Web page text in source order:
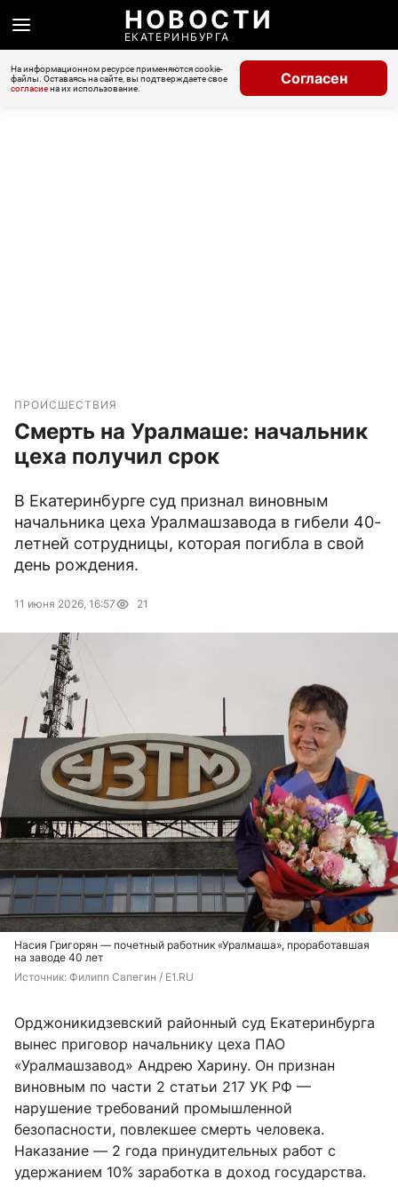
НОВОСТИ
ЕКАТЕРИНБУРГА
На информационном ресурсе применяются cookie-
файлы. Оставаясь на сайте, вы подтверждаете свое
согласиена их использование.
Согласен
ПРОИСШЕСТВИЯ
Смерть на Уралмаше: начальник
цеха получил срок
В Екатеринбурге суд признал виновным
начальника цеха Уралмашзавода в гибели 40-
летней сотрудницы, которая погибла в свой
день рождения.
11 июня 2026, 16:57 21
Насия Григорян — почетный работник «Уралмаша», проработавшая
на заводе 40 лет
Источник: Филипп Сапегин / E1.RU
Орджоникидзевский районный суд Екатеринбурга
вынес приговор начальнику цеха ПАО
«Уралмашзавод» Андрею Харину. Он признан
виновным по части 2 статьи 217 УК РФ —
нарушение требований промышленной
безопасности, повлекшее смерть человека.
Наказание — 2 года принудительных работ с
удержанием 10% заработка в доход государства.